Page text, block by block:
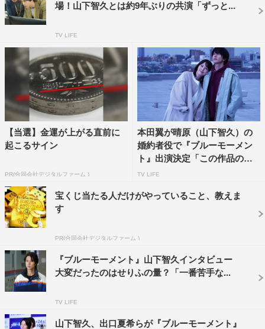
場！山下智久とは約9年ぶりの共演「ずっと...
TV LIFE
【当選】金運が上がる直前に
起こるサイン
PR(合同会社デジタルファーム )
本田翼が晴原（山下智久）の
婚約者役で『ブルーモーメン
ト』出演決定「この作品のシ
リ...
TV LIFE
宝くじ当たる人だけがやっていること、教えま
す
PR(合同会社デジタルファーム )
『ブルーモーメント』山下智久インタビュー
大変だったのはせりふの量？「一番苦手な...
TV LIFE
山下智久、出口夏希らが『ブルーモーメント』